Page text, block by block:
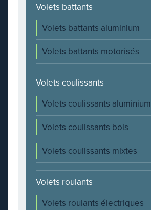
Volets battants
Volets battants aluminium
Volets battants motorisés
Volets coulissants
Volets coulissants aluminium
Volets coulissants bois
Volets coulissants mixtes
Volets roulants
Volets roulants électriques